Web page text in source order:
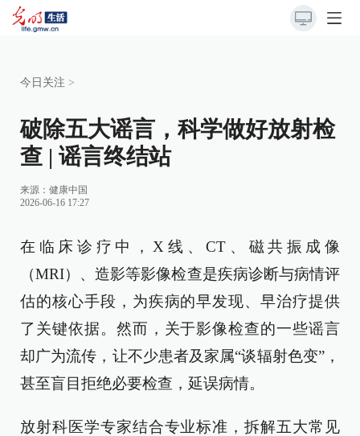
今日关注 >
破除五大谣言，科学做好放射检
查 | 谣言终结站
来源： 健康中国
2026-06-16 17:27
在临床诊疗中，X线、CT、磁共振成像
（MRI）、造影等影像检查是疾病诊断与病情评
估的核心手段，为疾病的早发现、早治疗提供
了关键依据。然而，关于影像检查的一些谣言
却广为流传，让不少患者及家属“谈辐射色变”，
甚至盲目拒绝必要检查，延误病情。
放射科医学专家结合专业标准，拆解五大常见